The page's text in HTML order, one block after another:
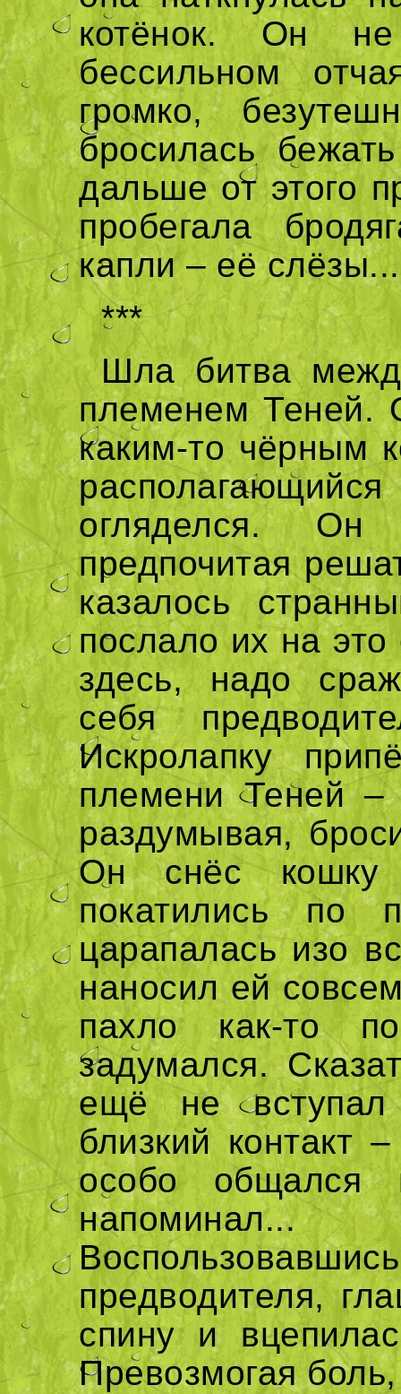
котёнок. Он
бессильном
громко,
бросилась
дальше от этого
пробегала
капли – её слёзы...
***
Шла битва
племенем Теней.
каким-то чёрным
огляделся. Он
предпочитая
казалось
послало их на
здесь, надо
себя
Искролапку
племени Теней –
раздумывая,
Он снёс кошку
покатились по
царапалась изо
наносил ей
пахло как-то
задумался.
ещё не
близкий контакт
особо общался
напоминал...
предводителя,
спину и
Превозмогая